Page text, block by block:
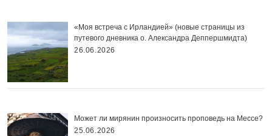
«Моя встреча с Ирландией» (новые страницы из
путевого дневника о. Александра Деппершмидта)
26.06.2026
Может ли мирянин произносить проповедь на Мессе?
25.06.2026